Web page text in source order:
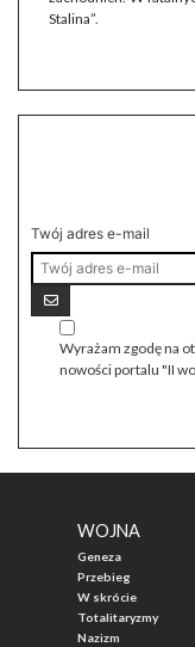
Stalina”.
Twój adres e-mail
Wyrażam zgodę na
nowości portalu "II
WOJNA
Geneza
Przebieg
W skrócie
Totalitaryzmy
Nazizm